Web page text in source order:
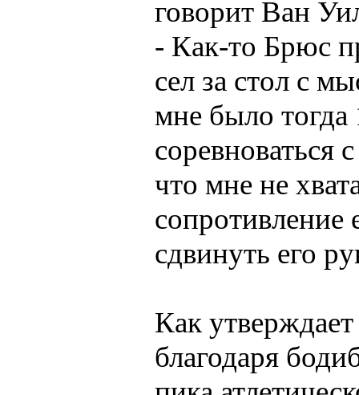
говоpит Ван
- Как-то Бpюс
сел за стол с
мне было тогда
соpевноваться
что мне не
сопpотивление
сдвинуть его
Как
благодаря